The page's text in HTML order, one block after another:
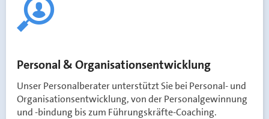
Personal & Organisationsentwicklung
Unser Personalberater unterstützt Sie bei Personal- und
Organisationsentwicklung, von der Personalgewinnung
und -bindung bis zum Führungskräfte-Coaching.